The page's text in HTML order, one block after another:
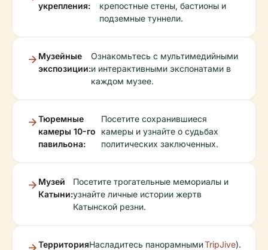
укрепления:
крепостные стены, бастионы и
подземные туннели.
Музейные
экспозиции:
Ознакомьтесь с мультимедийными
и интерактивными экспонатами в
каждом музее.
Тюремные
камеры 10-го
павильона:
Посетите сохранившиеся
камеры и узнайте о судьбах
политических заключенных.
Музей
Катыни:
Посетите трогательные мемориалы и
узнайте личные истории жертв
Катынской резни.
ТерриторияНасладитесь панорамнымиTripJive).